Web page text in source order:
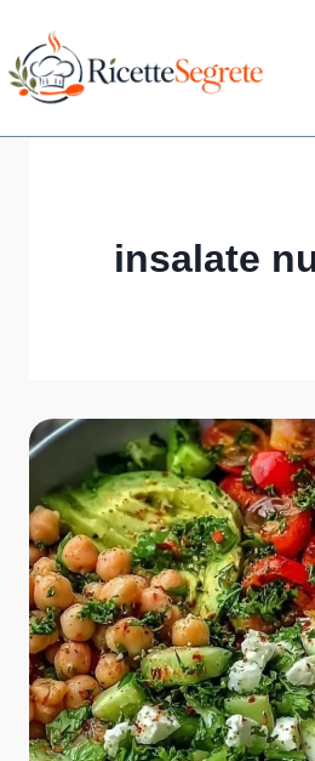
content
insalate